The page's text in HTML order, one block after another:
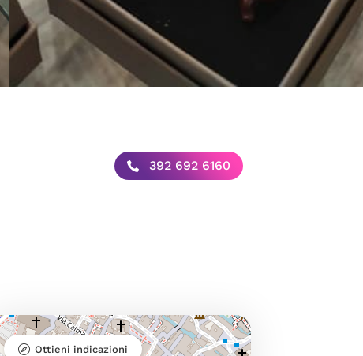
392 692 6160
Ottieni indicazioni